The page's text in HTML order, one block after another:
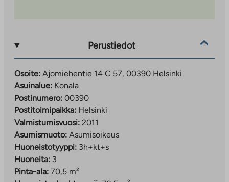
Perustiedot
Osoite: Ajomiehentie 14 C 57, 00390 Helsinki
Asuinalue: Konala
Postinumero: 00390
Postitoimipaikka: Helsinki
Valmistumisvuosi: 2011
Asumismuoto: Asumisoikeus
Huoneistotyyppi: 3h+kt+s
Huoneita: 3
Pinta-ala: 70,5 m²